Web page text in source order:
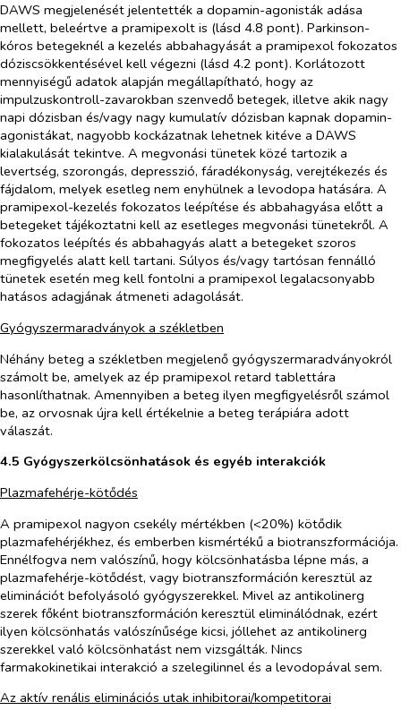
DAWS megjelenését jelentették a dopamin-agonisták adása
mellett, beleértve a pramipexolt is (lásd 4.8 pont). Parkinson-
kóros betegeknél a kezelés abbahagyását a pramipexol fokozatos
dóziscsökkentésével kell végezni (lásd 4.2 pont). Korlátozott
mennyiségű adatok alapján megállapítható, hogy az
impulzuskontroll-zavarokban szenvedő betegek, illetve akik nagy
napi dózisban és/vagy nagy kumulatív dózisban kapnak dopamin-
agonistákat, nagyobb kockázatnak lehetnek kitéve a DAWS
kialakulását tekintve. A megvonási tünetek közé tartozik a
levertség, szorongás, depresszió, fáradékonyság, verejtékezés és
fájdalom, melyek esetleg nem enyhülnek a levodopa hatására. A
pramipexol-kezelés fokozatos leépítése és abbahagyása előtt a
betegeket tájékoztatni kell az esetleges megvonási tünetekről. A
fokozatos leépítés és abbahagyás alatt a betegeket szoros
megfigyelés alatt kell tartani. Súlyos és/vagy tartósan fennálló
tünetek esetén meg kell fontolni a pramipexol legalacsonyabb
hatásos adagjának átmeneti adagolását.
Gyógyszermaradványok a székletben
Néhány beteg a székletben megjelenő gyógyszermaradványokról
számolt be, amelyek az ép pramipexol retard tablettára
hasonlíthatnak. Amennyiben a beteg ilyen megfigyelésről számol
be, az orvosnak újra kell értékelnie a beteg terápiára adott
válaszát.
4.5 Gyógyszerkölcsönhatások és egyéb interakciók
Plazmafehérje-kötődés
A pramipexol nagyon csekély mértékben (<20%) kötődik
plazmafehérjékhez, és emberben kismértékű a biotranszformációja.
Ennélfogva nem valószínű, hogy kölcsönhatásba lépne más, a
plazmafehérje-kötődést, vagy biotranszformáción keresztül az
eliminációt befolyásoló gyógyszerekkel. Mivel az antikolinerg
szerek főként biotranszformáción keresztül eliminálódnak, ezért
ilyen kölcsönhatás valószínűsége kicsi, jóllehet az antikolinerg
szerekkel való kölcsönhatást nem vizsgálták. Nincs
farmakokinetikai interakció a szelegilinnel és a levodopával sem.
Az aktív renális eliminációs utak inhibitorai/kompetitorai